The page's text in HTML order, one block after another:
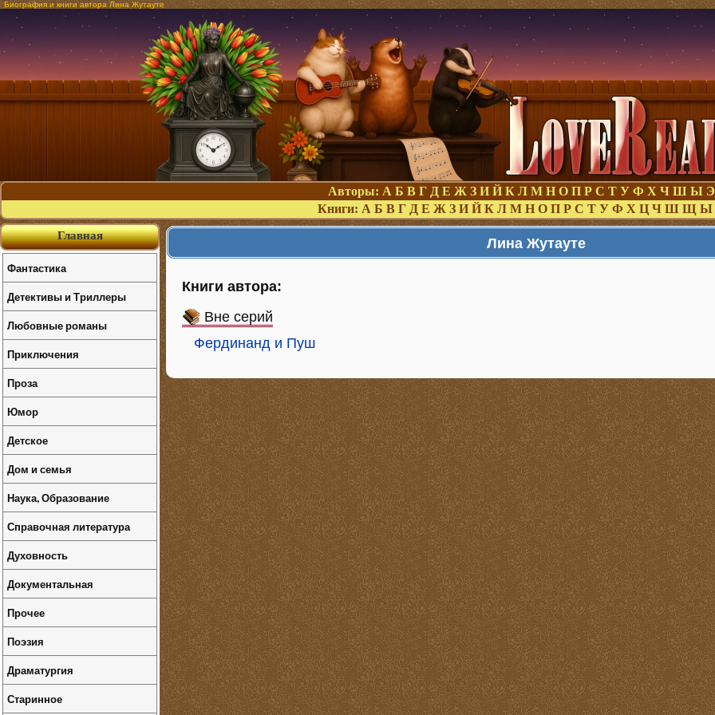
Биография и книги автора Лина Жутауте
Авторы: А Б В Г Д Е Ж З И Й К Л М Н О П Р С Т У Ф Х Ч Ш Ы Э
Книги: А Б В Г Д Е Ж З И Й К Л М Н О П Р С Т У Ф Х Ц Ч Ш Щ Ы
Лина Жутауте
Книги автора:
Вне серий
Фердинанд и Пуш
Главная
Фантастика
Детективы и Триллеры
Любовные романы
Приключения
Проза
Юмор
Детское
Дом и семья
Наука, Образование
Справочная литература
Духовность
Документальная
Прочее
Поэзия
Драматургия
Старинное